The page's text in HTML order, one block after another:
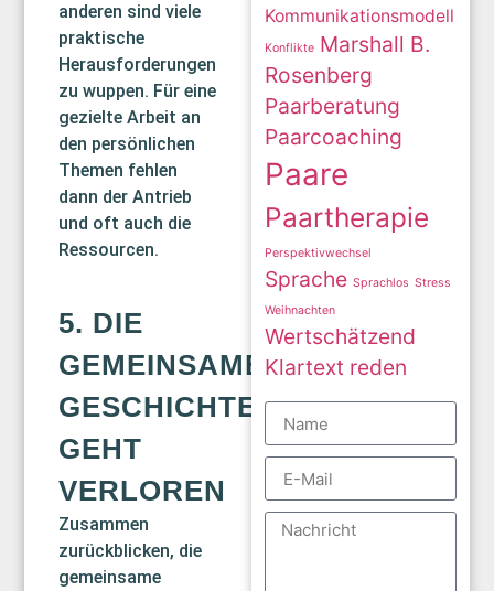
anderen sind viele
praktische
Herausforderungen
zu wuppen. Für eine
gezielte Arbeit an
den persönlichen
Themen fehlen
dann der Antrieb
und oft auch die
Ressourcen.
5. DIE
GEMEINSAME
GESCHICHTE
GEHT
VERLOREN
Zusammen
zurückblicken, die
gemeinsame
Kommunikationsmodell
Konflikte Marshall B.
Rosenberg
Paarberatung
Paarcoaching
Paare
Paartherapie
Perspektivwechsel
Sprache Sprachlos Stress
Weihnachten
Wertschätzend
Klartext reden